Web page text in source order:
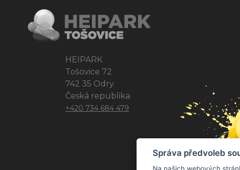
HEIPARK
Tošovice 72
742 35 Odry
Česká republika
+420 734 684 479
Správa předvoleb